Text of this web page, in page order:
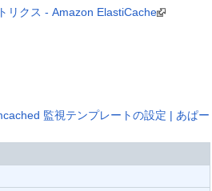
リクス - Amazon ElastiCache
監視テンプレートの設定 | あぱー